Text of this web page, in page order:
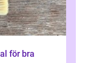
för bra